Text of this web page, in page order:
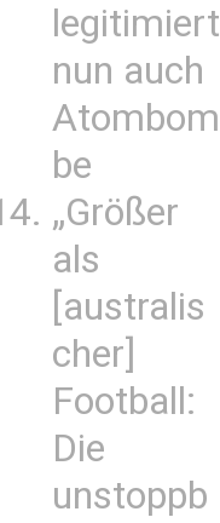
legitimiert
nun auch
Atombom
be
„Größer
als
[australis
cher]
Football:
Die
unstoppb